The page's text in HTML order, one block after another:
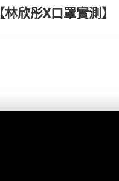
【林欣彤X口罩實測】